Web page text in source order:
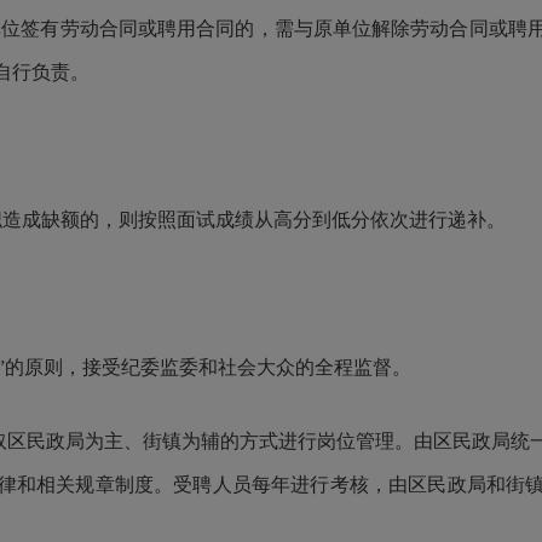
签有劳动合同或聘用合同的，需与原单位解除劳动合同或聘
行负责。
缺额的，则按照面试成绩从高分到低分依次进行递补。
则，接受纪委监委和社会大众的全程监督。
政局为主、街镇为辅的方式进行岗位管理。由区民政局统
和相关规章制度。受聘人员每年进行考核，由区民政局和街